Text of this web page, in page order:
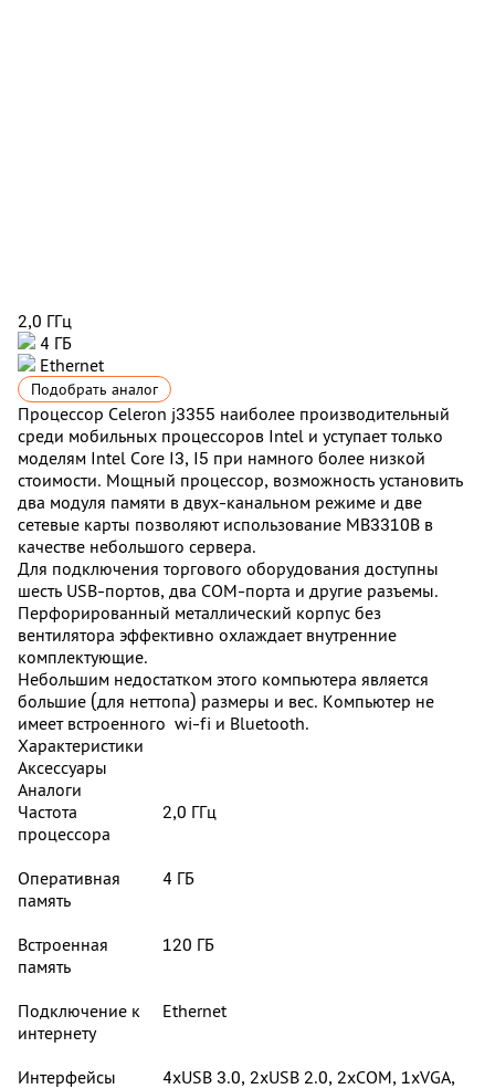
2,0 ГГц
4 ГБ
Ethernet
Подобрать аналог
Процессор Celeron j3355 наиболее производительный
среди мобильных процессоров Intel и уступает только
моделям Intel Core I3, I5 при намного более низкой
стоимости. Мощный процессор, возможность установить
два модуля памяти в двух-канальном режиме и две
сетевые карты позволяют использование MB3310B в
качестве небольшого сервера.
Для подключения торгового оборудования доступны
шесть USB-портов, два COM-порта и другие разъемы.
Перфорированный металлический корпус без
вентилятора эффективно охлаждает внутренние
комплектующие.
Небольшим недостатком этого компьютера является
большие (для неттопа) размеры и вес. Компьютер не
имеет встроенного wi-fi и Bluetooth.
Характеристики
Аксессуары
Аналоги
Частота
процессора
2,0 ГГц
Оперативная
память
4 ГБ
Встроенная
память
120 ГБ
Подключение к
интернету
Ethernet
Интерфейсы
4хUSB 3.0, 2хUSB 2.0, 2хCOM, 1хVGA,